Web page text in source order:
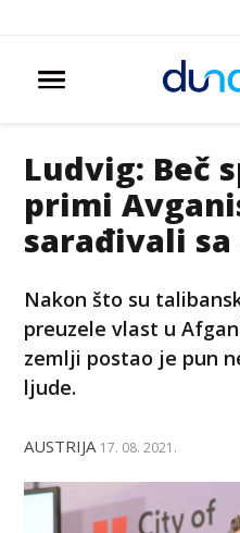
Ludvig: Beč
primi
sarađivali
Nakon što su
preuzele vlast u
zemlji postao je pun
ljude.
AUSTRIJA 17. 08. 2021.